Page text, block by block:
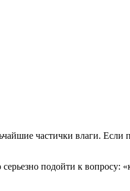
частички влаги. Если
подойти к вопросу: